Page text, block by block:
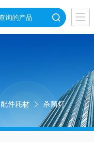
配件耗材
杀菌灯